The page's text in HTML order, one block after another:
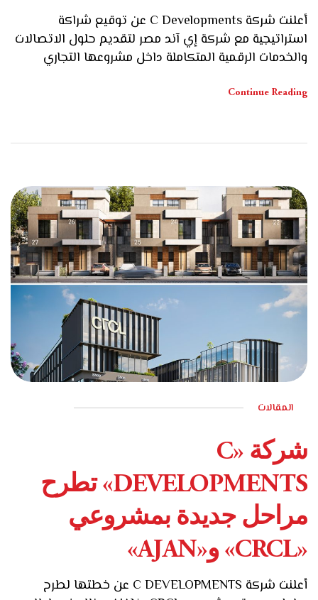
أعلنت شركة C Developments عن توقيع شراكة
استراتيجية مع شركة إي آند مصر لتقديم حلول الاتصالات
والخدمات الرقمية المتكاملة داخل مشروعها التجاري
تهدف من خلالها التعاون مع كبرى الكيانات المتخصصة
Continue Reading
المقالات
شركة «C
DEVELOPMENTS» تطرح
مراحل جديدة بمشروعي
«CRCL» و«AJAN»
أعلنت شركة C DEVELOPMENTS عن خطتها لطرح